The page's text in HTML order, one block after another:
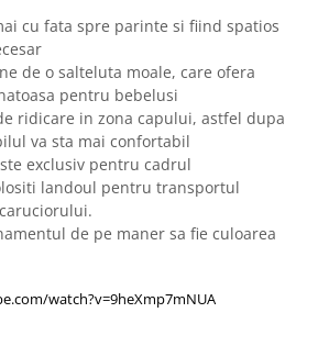
cu fata spre parinte si fiind spatios
de o salteluta moale, care ofera
pentru bebelusi
ridicare in zona capului, astfel dupa
va sta mai confortabil
exclusiv pentru cadrul
landoul pentru transportul
de pe maner sa fie culoarea
watch?v=9heXmp7mNUA